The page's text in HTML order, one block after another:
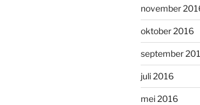
november
oktober 2016
september
juli 2016
mei 2016